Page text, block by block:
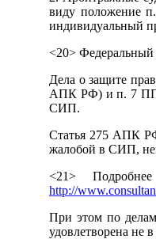
виду положение
индивидуальный
<20>
Дела о защите
АПК РФ) и п. 7 ПП
СИП.
Статья 275 АПК РФ
жалобой в СИП,
<21>
http://
При этом по делам
удовлетворена не